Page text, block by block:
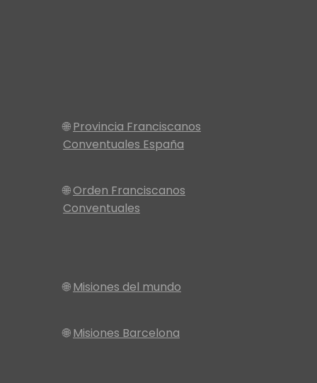
🌐Provincia Franciscanos
Conventuales España
🌐Orden Franciscanos
Conventuales
🌐Misiones del mundo
🌐Misiones Barcelona